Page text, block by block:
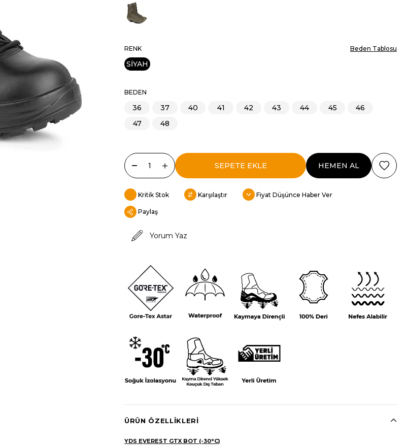
RENK
SİYAH
BEDEN
36 37 40 41 42 43 44 45
46
47
48
Beden Tablosu
Kritik Stok Karşılaştır Fiyat Düşünce Haber Ver
Paylaş
Yorum Yaz
ÜRÜN ÖZELLIKLERI
YDS EVEREST GTX BOT (-30°C)